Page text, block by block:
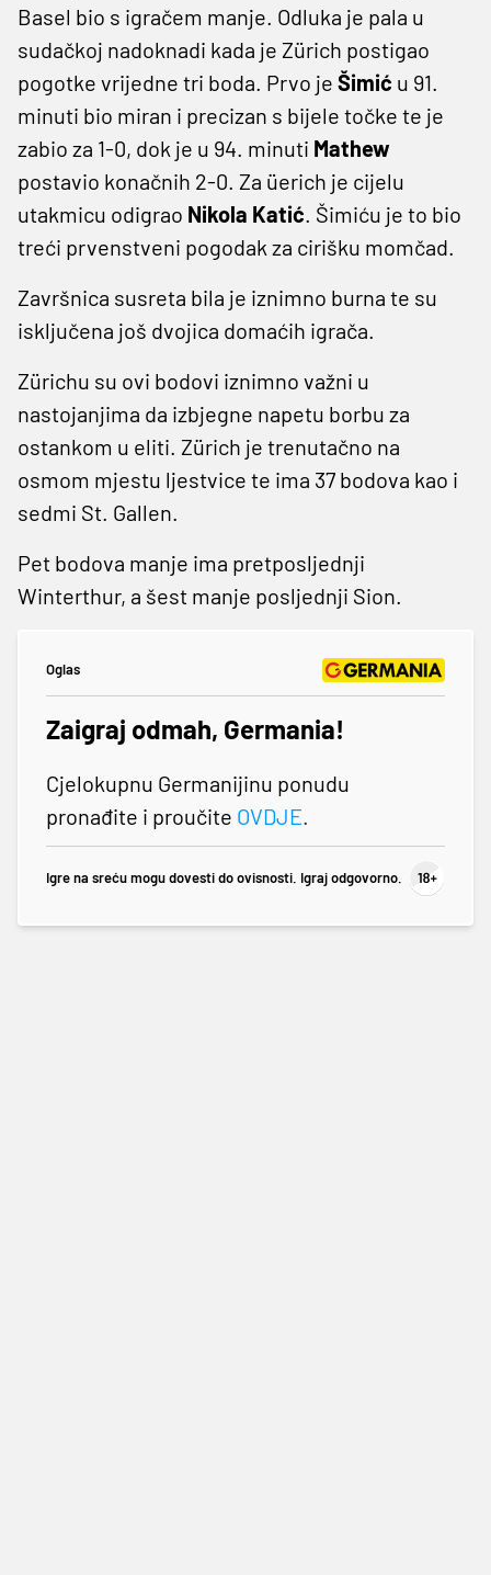
Basel bio s igračem manje. Odluka je pala u
sudačkoj nadoknadi kada je Zürich postigao
pogotke vrijedne tri boda. Prvo je Šimić u 91.
minuti bio miran i precizan s bijele točke te je
zabio za 1-0, dok je u 94. minuti Mathew
postavio konačnih 2-0. Za üerich je cijelu
utakmicu odigrao Nikola Katić. Šimiću je to bio
treći prvenstveni pogodak za cirišku momčad.
Završnica susreta bila je iznimno burna te su
isključena još dvojica domaćih igrača.
Zürichu su ovi bodovi iznimno važni u
nastojanjima da izbjegne napetu borbu za
ostankom u eliti. Zürich je trenutačno na
osmom mjestu ljestvice te ima 37 bodova kao i
sedmi St. Gallen.
Pet bodova manje ima pretposljednji
Winterthur, a šest manje posljednji Sion.
Oglas
Zaigraj odmah, Germania!
Cjelokupnu Germanijinu ponudu
pronađite i proučite OVDJE.
Igre na sreću mogu dovesti do ovisnosti. Igraj odgovorno.